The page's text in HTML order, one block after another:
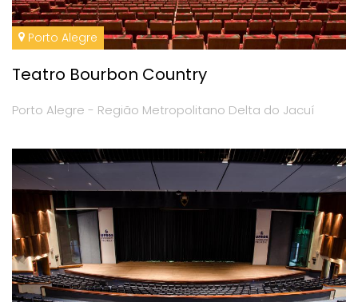
Porto Alegre
Teatro Bourbon Country
Porto Alegre - Região Metropolitano Delta do Jacuí